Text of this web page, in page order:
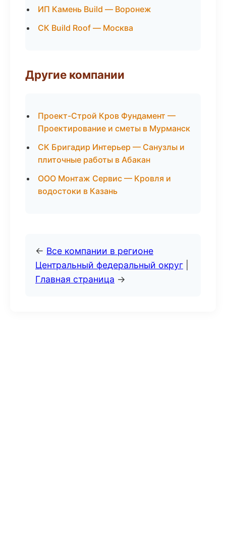
ИП Камень Build — Воронеж
СК Build Roof — Москва
Другие компании
Проект-Строй Кров Фундамент —
Проектирование и сметы в Мурманск
СК Бригадир Интерьер — Санузлы и
плиточные работы в Абакан
ООО Монтаж Сервис — Кровля и
водостоки в Казань
← Все компании в регионе
Центральный федеральный округ
Главная страница →